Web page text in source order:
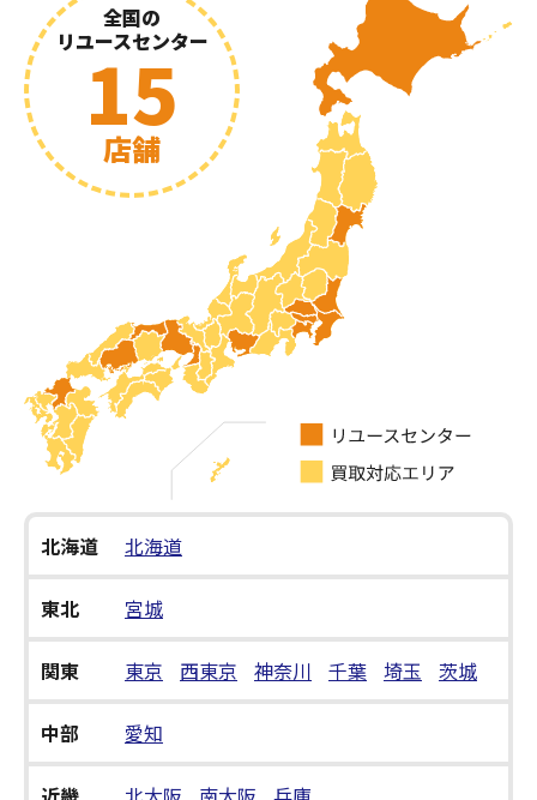
全国の
リユースセンター
15
店舗
北海道 北海道
東北 宮城
関東 東京 西東京 神奈川 千葉 埼玉 茨城
中部 愛知